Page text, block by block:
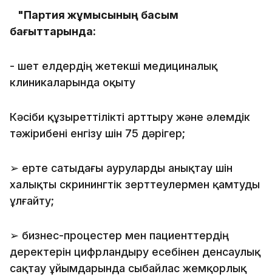
"Партия жұмысының басым
бағыттарында:
- шет елдердің жетекші медициналық
клиникаларында оқыту
Кәсіби құзыреттілікті арттыру және әлемдік
тәжірибені енгізу үшін 75 дәрігер;
➢ ерте сатыдағы ауруларды анықтау үшін
халықты скринингтік зерттеулермен қамтуды
ұлғайту;
➢ бизнес-процестер мен пациенттердің
деректерін цифрландыру есебінен денсаулық
сақтау ұйымдарында сыбайлас жемқорлық